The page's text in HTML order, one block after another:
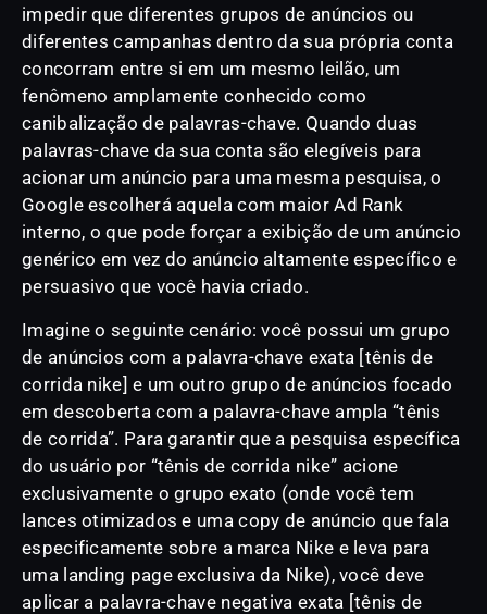
impedir que diferentes grupos de anúncios ou
diferentes campanhas dentro da sua própria conta
concorram entre si em um mesmo leilão, um
fenômeno amplamente conhecido como
canibalização de palavras-chave. Quando duas
palavras-chave da sua conta são elegíveis para
acionar um anúncio para uma mesma pesquisa, o
Google escolherá aquela com maior Ad Rank
interno, o que pode forçar a exibição de um anúncio
genérico em vez do anúncio altamente específico e
persuasivo que você havia criado.
Imagine o seguinte cenário: você possui um grupo
de anúncios com a palavra-chave exata [tênis de
corrida nike] e um outro grupo de anúncios focado
em descoberta com a palavra-chave ampla “tênis
de corrida”. Para garantir que a pesquisa específica
do usuário por “tênis de corrida nike” acione
exclusivamente o grupo exato (onde você tem
lances otimizados e uma copy de anúncio que fala
especificamente sobre a marca Nike e leva para
uma landing page exclusiva da Nike), você deve
aplicar a palavra-chave negativa exata [tênis de